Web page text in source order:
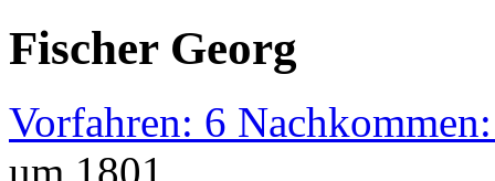
Fischer Georg
Vorfahren: 6